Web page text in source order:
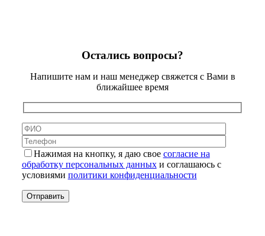
Остались вопросы?
Напишите нам и наш менеджер свяжется с Вами в
ближайшее время
Нажимая на кнопку, я даю свое согласие на
обработку персональных данныхи соглашаюсь с
условиями политики конфиденциальности